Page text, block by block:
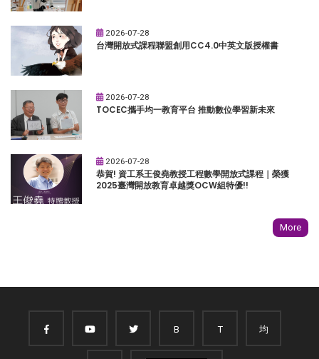
2026-07-28
台灣開放式課程聯盟創用CC4.0中英文版授權書
2026-07-28
TOCEC攜手均一教育平台 推動數位學習新未來
2026-07-28
恭賀! 資工系王俊堯教授工程數學開放式課程｜榮獲
2025臺灣開放教育卓越獎OCW組特優!!
More
B T 均